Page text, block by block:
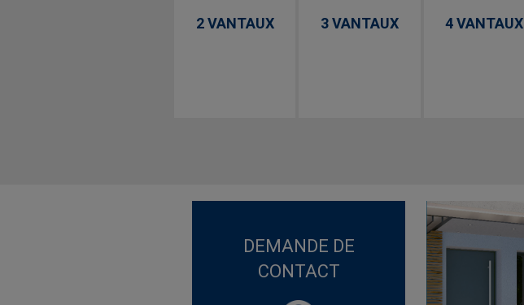
2 VANTAUX 3 VANTAUX 4 VANTAUX
DEMANDE DE
CONTACT